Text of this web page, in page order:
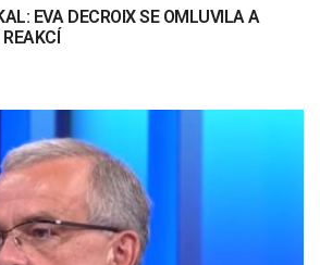
EVA DECROIX SE OMLUVILA A